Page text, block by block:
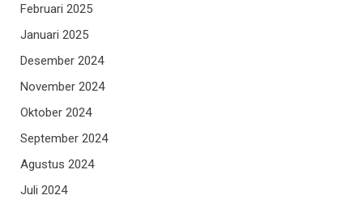
Februari 2025
Januari 2025
Desember 2024
November 2024
Oktober 2024
September 2024
Agustus 2024
Juli 2024